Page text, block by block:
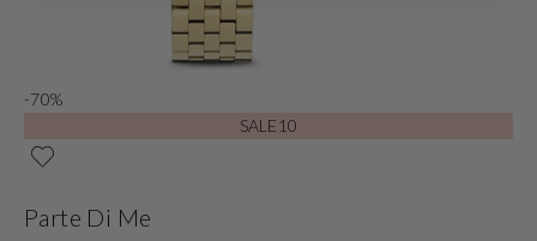
-70%
SALE10
Parte Di Me